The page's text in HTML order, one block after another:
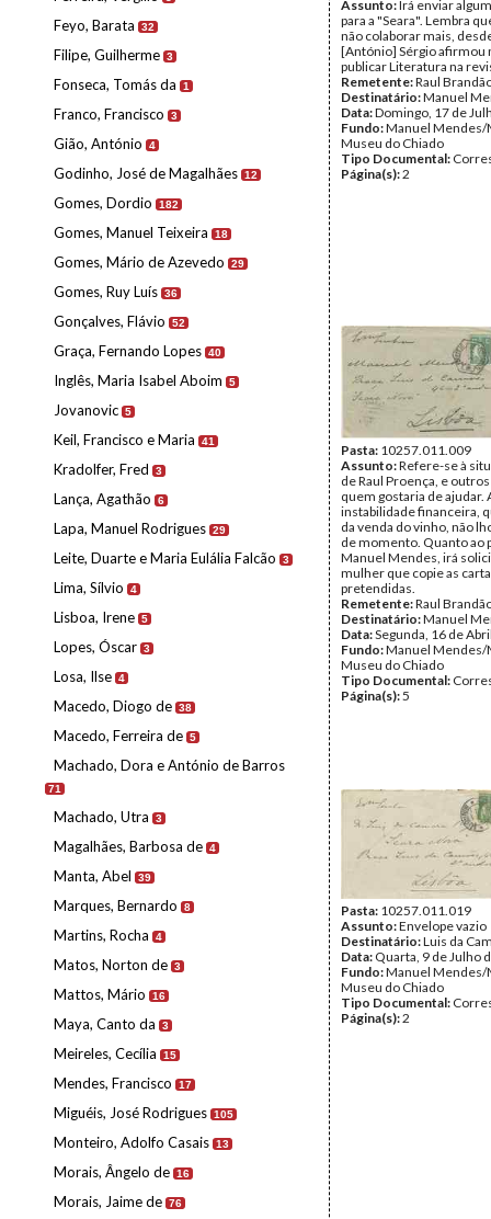
Feyo, Barata 32
Filipe, Guilherme 3
Fonseca, Tomás da 1
Franco, Francisco 3
Gião, António 4
Godinho, José de Magalhães 12
Gomes, Dordio 182
Gomes, Manuel Teixeira 18
Gomes, Mário de Azevedo 29
Gomes, Ruy Luís 36
Gonçalves, Flávio 52
Graça, Fernando Lopes 40
Inglês, Maria Isabel Aboim 5
Jovanovic 5
Keil, Francisco e Maria 41
Kradolfer, Fred 3
Lança, Agathão 6
Lapa, Manuel Rodrigues 29
Leite, Duarte e Maria Eulália Falcão 3
Lima, Sílvio 4
Lisboa, Irene 5
Lopes, Óscar 3
Losa, Ilse 4
Macedo, Diogo de 38
Macedo, Ferreira de 5
Machado, Dora e António de Barros
71
Machado, Utra 3
Magalhães, Barbosa de 4
Manta, Abel 39
Marques, Bernardo 8
Martins, Rocha 4
Matos, Norton de 3
Mattos, Mário 16
Maya, Canto da 3
Meireles, Cecília 15
Mendes, Francisco 17
Miguéis, José Rodrigues 105
Monteiro, Adolfo Casais 13
Morais, Ângelo de 16
Morais, Jaime de 76
Assunto:Irá enviar
para a "Seara". Lembra
não colaborar mais,
[António] Sérgio afirmou
publicar Literatura na
Remetente:Raul
Destinatário:Manuel
Data:Domingo, 17 de
Fundo:Manuel Mendes/
Museu do Chiado
Tipo Documental:
Página(s):2
Pasta: 10257.011.009
Assunto:Refere-se à
de Raul Proença, e
quem gostaria de ajudar.
instabilidade financeira,
da venda do vinho, não
de momento. Quanto ao
Manuel Mendes, irá
mulher que copie as
pretendidas.
Remetente:Raul
Destinatário:Manuel
Data:Segunda, 16 de
Fundo:Manuel Mendes/
Museu do Chiado
Tipo Documental:
Página(s):5
Pasta: 10257.011.019
Assunto:Envelope vazio
Destinatário:Luis da
Data: Quarta, 9 de Julho
Fundo:Manuel Mendes/
Museu do Chiado
Tipo Documental:
Página(s):2